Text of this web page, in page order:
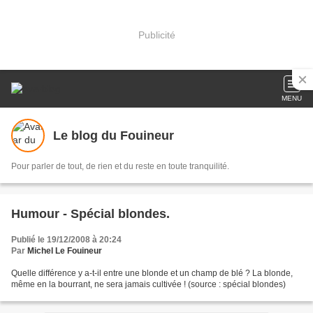
Publicité
MENU
Le blog du Fouineur
Pour parler de tout, de rien et du reste en toute tranquilité.
Humour - Spécial blondes.
Publié le 19/12/2008 à 20:24
Par Michel Le Fouineur
Quelle différence y a-t-il entre une blonde et un champ de blé ? La blonde,
même en la bourrant, ne sera jamais cultivée ! (source : spécial blondes)